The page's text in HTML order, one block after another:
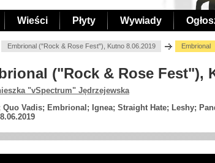
Wieści Płyty Wywiady
Embrional ("Rock & Rose Fest"), Kutno 8.06.2019 Embrional
("Rock & Rose Fest"),
"vSpectrum" Jędrzejewska
Quo Vadis; Embrional; Ignea; Straight Hate; Leshy;